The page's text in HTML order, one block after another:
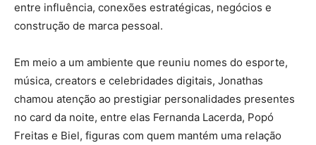
entre influência, conexões estratégicas, negócios e
construção de marca pessoal.
Em meio a um ambiente que reuniu nomes do esporte,
música, creators e celebridades digitais, Jonathas
chamou atenção ao prestigiar personalidades presentes
no card da noite, entre elas Fernanda Lacerda, Popó
Freitas e Biel, figuras com quem mantém uma relação